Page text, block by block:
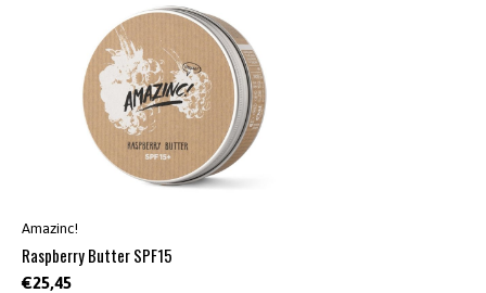
Amazinc!
Raspberry Butter SPF15
€25,45